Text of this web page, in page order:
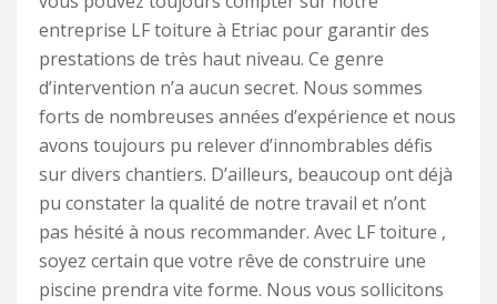
entreprise LF toiture à Etriac pour garantir des
prestations de très haut niveau. Ce genre
d’intervention n’a aucun secret. Nous sommes
forts de nombreuses années d’expérience et nous
avons toujours pu relever d’innombrables défis
sur divers chantiers. D’ailleurs, beaucoup ont déjà
pu constater la qualité de notre travail et n’ont
pas hésité à nous recommander. Avec LF toiture ,
soyez certain que votre rêve de construire une
piscine prendra vite forme. Nous vous sollicitons